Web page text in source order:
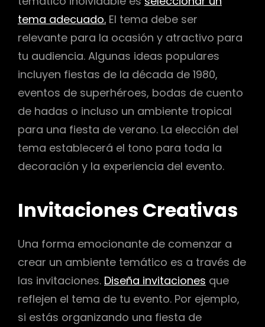
tema adecuado. El tema debe ser
relevante para la ocasión y atractivo para
tu audiencia. Algunas ideas populares
incluyen fiestas de la década de 1980,
eventos de superhéroes, bodas de cuento
de hadas o incluso un ambiente tropical
para una fiesta de verano. La elección del
tema establecerá el tono para toda la
decoración y la experiencia del evento.
Invitaciones Creativas
Una forma emocionante de comenzar a
crear un ambiente temático es a través de
las invitaciones. Diseña invitaciones que
reflejen el tema de tu evento. Por ejemplo,
si estás organizando una fiesta de